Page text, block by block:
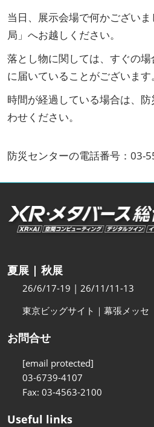
当日、展示会場で何かござい
局」へお越しください。
落とし物に関しては、すぐの場
に届いていることがございます。
時間が経過している場合は、
わせください。
防災センターの電話番号：03-
夏展 | 秋展
26/6/17-19 | 26/11/11-13
東京ビッグサイト｜幕張メッセ
お問合せ
[email protected]
03-6739-4107
Fax: 03-4563-2100
Useful links